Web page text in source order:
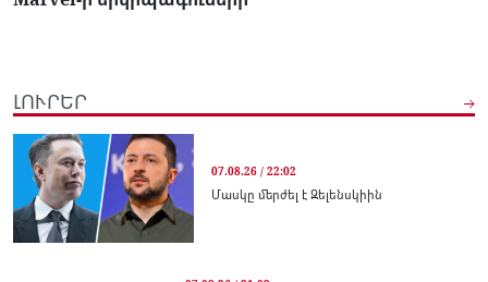
ԼՈՒՐԵՐ
07.08.26 / 22:02
Մասկը մերժել է Զելենսկիին